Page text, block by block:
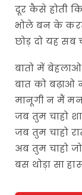
दूर कैसे होती
भोले बन के
छोड़ दो यह सब
बातो में
बात को बढ़ाओ
मानूगी न मैं
जब तुम चाहो
जब तुम चाहो
अब तुम चाहो
बस थोड़ा सा